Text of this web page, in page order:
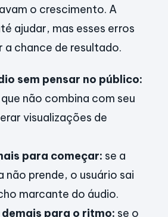
o crescimento. A
ajudar, mas esses erros
a chance de resultado.
sem pensar no público:
não combina com seu
visualizações de
para começar: se a
não prende, o usuário sai
marcante do áudio.
para o ritmo: se o